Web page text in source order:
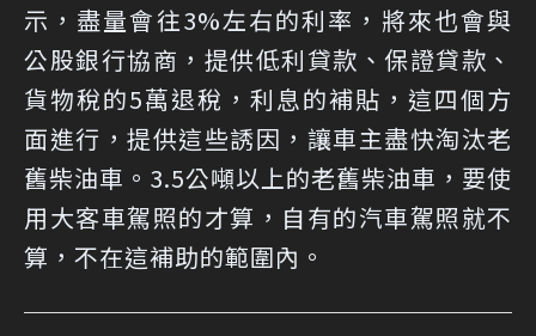
示，盡量會往3%左右的利率，將來也會與
公股銀行協商，提供低利貸款、保證貸款、
貨物稅的5萬退稅，利息的補貼，這四個方
面進行，提供這些誘因，讓車主盡快淘汰老
舊柴油車。3.5公噸以上的老舊柴油車，要使
用大客車駕照的才算，自有的汽車駕照就不
算，不在這補助的範圍內。